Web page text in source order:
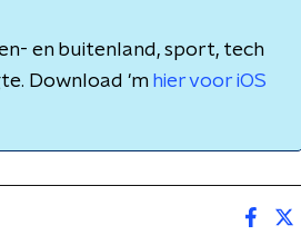
en buitenland, sport, tech
Download 'm hier voor iOS